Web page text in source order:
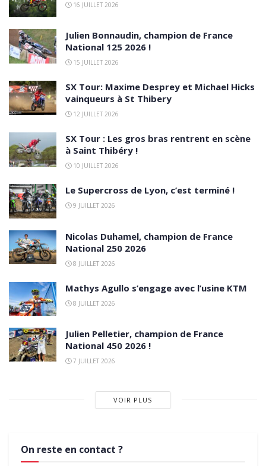
16 JUILLET 2026
Julien Bonnaudin, champion de France
National 125 2026 !
15 JUILLET 2026
SX Tour: Maxime Desprey et Michael Hicks
vainqueurs à St Thibery
12 JUILLET 2026
SX Tour : Les gros bras rentrent en scène
à Saint Thibéry !
10 JUILLET 2026
Le Supercross de Lyon, c’est terminé !
9 JUILLET 2026
Nicolas Duhamel, champion de France
National 250 2026
8 JUILLET 2026
Mathys Agullo s’engage avec l’usine KTM
8 JUILLET 2026
Julien Pelletier, champion de France
National 450 2026 !
7 JUILLET 2026
VOIR PLUS
On reste en contact ?